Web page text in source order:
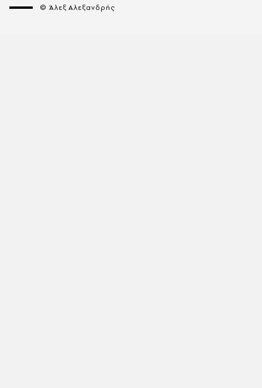
© Άλεξ Αλεξανδρής